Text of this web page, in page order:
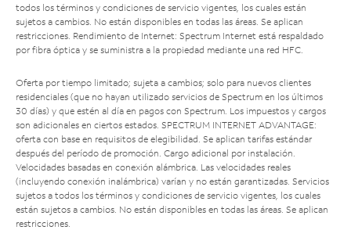
todos los términos y condiciones de servicio vigentes, los cuales están
sujetos a cambios. No están disponibles en todas las áreas. Se aplican
restricciones. Rendimiento de Internet: Spectrum Internet está respaldado
por fibra óptica y se suministra a la propiedad mediante una red HFC.
Oferta por tiempo limitado; sujeta a cambios; solo para nuevos clientes
residenciales (que no hayan utilizado servicios de Spectrum en los últimos
30 días) y que estén al día en pagos con Spectrum. Los impuestos y cargos
son adicionales en ciertos estados. SPECTRUM INTERNET ADVANTAGE:
oferta con base en requisitos de elegibilidad. Se aplican tarifas estándar
después del período de promoción. Cargo adicional por instalación.
Velocidades basadas en conexión alámbrica. Las velocidades reales
(incluyendo conexión inalámbrica) varían y no están garantizadas. Servicios
sujetos a todos los términos y condiciones de servicio vigentes, los cuales
están sujetos a cambios. No están disponibles en todas las áreas. Se aplican
restricciones.